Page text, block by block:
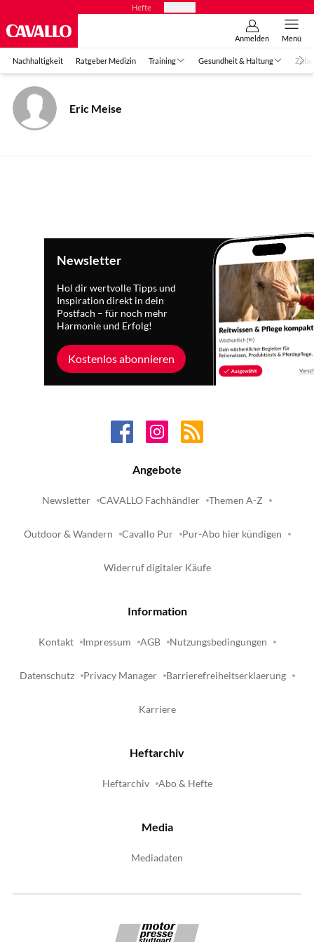
Hefte
Anmelden Menü
Nachhaltigkeit Ratgeber Medizin Training Gesundheit & Haltung
Eric Meise
Newsletter
Hol dir wertvolle Tipps und
Inspiration direkt in dein
Postfach – für noch mehr
Harmonie und Erfolg!
Kostenlos abonnieren
Angebote
Newsletter CAVALLO Fachhändler Themen A-Z
Outdoor & Wandern Cavallo Pur Pur-Abo hier kündigen
Widerruf digitaler Käufe
Information
Kontakt Impressum AGB Nutzungsbedingungen
Datenschutz Privacy Manager Barrierefreiheitserklaerung
Karriere
Heftarchiv
Heftarchiv Abo & Hefte
Media
Mediadaten